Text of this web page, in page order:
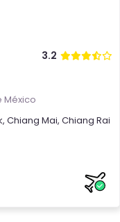
3.2
México
, Chiang Mai, Chiang Rai